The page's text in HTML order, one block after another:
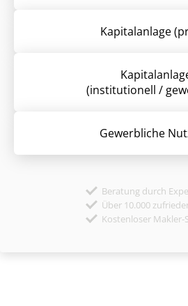
Kapitalanlage
(institutionell /
Gewerbliche
Beratung durch
Über 10.000
Kostenloser Makler-